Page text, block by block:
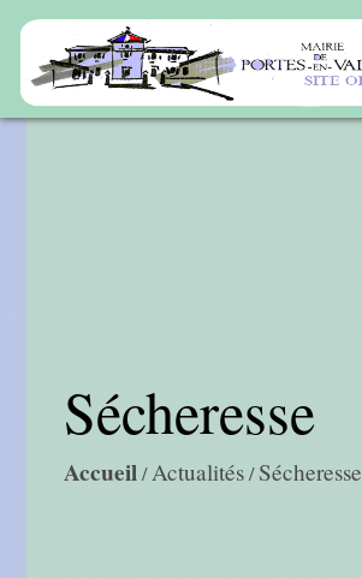
Sécheresse
Accueil/Actualités/Sécheresse